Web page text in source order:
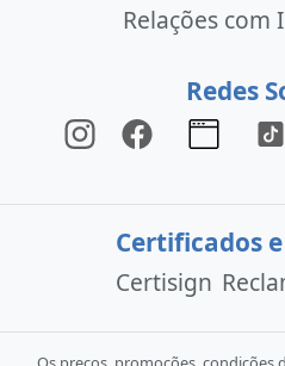
Relações com
Redes
Certificados
Certisign